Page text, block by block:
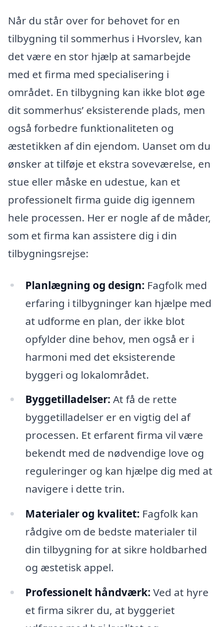
Når du står over for behovet for en
tilbygning til sommerhus i Hvorslev, kan
det være en stor hjælp at samarbejde
med et firma med specialisering i
området. En tilbygning kan ikke blot øge
dit sommerhus’ eksisterende plads, men
også forbedre funktionaliteten og
æstetikken af din ejendom. Uanset om du
ønsker at tilføje et ekstra soveværelse, en
stue eller måske en udestue, kan et
professionelt firma guide dig igennem
hele processen. Her er nogle af de måder,
som et firma kan assistere dig i din
tilbygningsrejse:
Planlægning og design: Fagfolk med
erfaring i tilbygninger kan hjælpe med
at udforme en plan, der ikke blot
opfylder dine behov, men også er i
harmoni med det eksisterende
byggeri og lokalområdet.
Byggetilladelser: At få de rette
byggetilladelser er en vigtig del af
processen. Et erfarent firma vil være
bekendt med de nødvendige love og
reguleringer og kan hjælpe dig med at
navigere i dette trin.
Materialer og kvalitet: Fagfolk kan
rådgive om de bedste materialer til
din tilbygning for at sikre holdbarhed
og æstetisk appel.
Professionelt håndværk: Ved at hyre
et firma sikrer du, at byggeriet